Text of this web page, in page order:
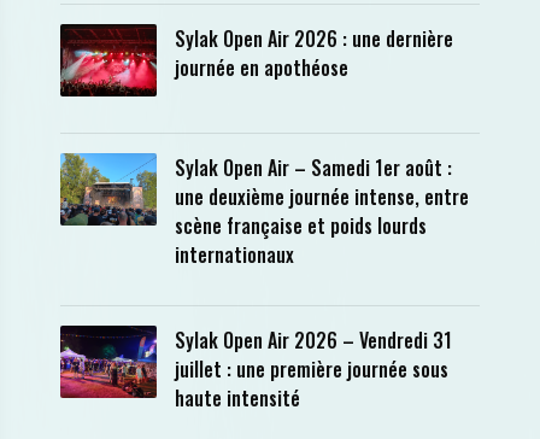
Sylak Open Air 2026 : une dernière
journée en apothéose
Sylak Open Air – Samedi 1er août :
une deuxième journée intense, entre
scène française et poids lourds
internationaux
Sylak Open Air 2026 – Vendredi 31
juillet : une première journée sous
haute intensité